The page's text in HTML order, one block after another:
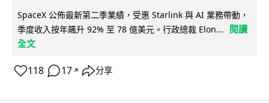
SpaceX 公佈最新第二季業績，受惠 Starlink 與 AI 業務帶動，
季度收入按年飆升 92% 至 78 億美元。行政總裁 Elon...
閱讀
全文
118 17 ↗ 分享